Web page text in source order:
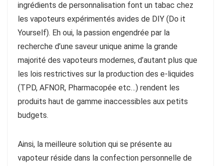
ingrédients de personnalisation font un tabac chez
les vapoteurs expérimentés avides de DIY (Do it
Yourself). Eh oui, la passion engendrée par la
recherche d’une saveur unique anime la grande
majorité des vapoteurs modernes, d’autant plus que
les lois restrictives sur la production des e-liquides
(TPD, AFNOR, Pharmacopée etc…) rendent les
produits haut de gamme inaccessibles aux petits
budgets.
Ainsi, la meilleure solution qui se présente au
vapoteur réside dans la confection personnelle de